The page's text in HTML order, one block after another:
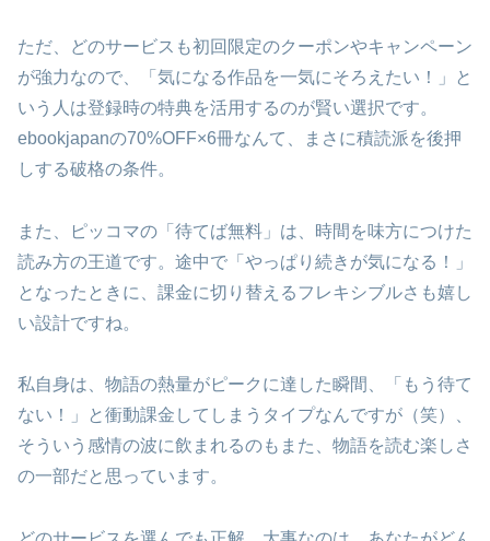
ただ、どのサービスも初回限定のクーポンやキャンペーン
が強力なので、「気になる作品を一気にそろえたい！」と
いう人は登録時の特典を活用するのが賢い選択です。
ebookjapanの70%OFF×6冊なんて、まさに積読派を後押
しする破格の条件。
また、ピッコマの「待てば無料」は、時間を味方につけた
読み方の王道です。途中で「やっぱり続きが気になる！」
となったときに、課金に切り替えるフレキシブルさも嬉し
い設計ですね。
私自身は、物語の熱量がピークに達した瞬間、「もう待て
ない！」と衝動課金してしまうタイプなんですが（笑）、
そういう感情の波に飲まれるのもまた、物語を読む楽しさ
の一部だと思っています。